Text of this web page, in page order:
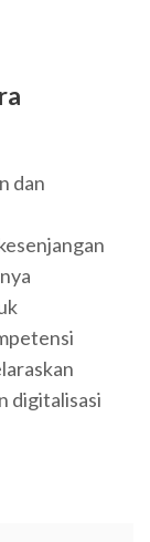
dan
digitalisasi